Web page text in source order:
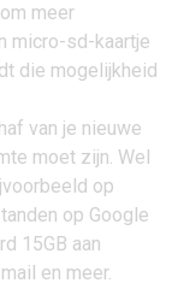
meer
micro-sd-kaartje
die mogelijkheid
van je nieuwe
moet zijn. Wel
op
op Google
15GB aan
en meer.